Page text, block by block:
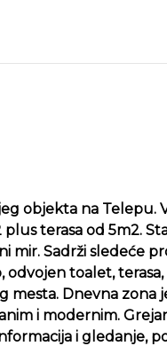
objekta na Telepu.
terasa od 5m2.
Sadrži sledeće
toalet,
Dnevna zona
i modernim.
i gledanje,